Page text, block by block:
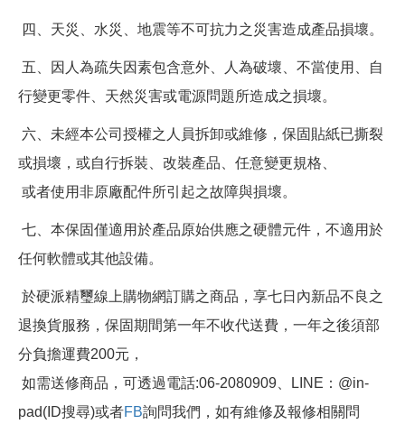
四、天災、水災、地震等不可抗力之災害造成產品損壞。
五、因人為疏失因素包含意外、人為破壞、不當使用、自
行變更零件、天然災害或電源問題所造成之損壞。
六、未經本公司授權之人員拆卸或維修，保固貼紙已撕裂
或損壞，或自行拆裝、改裝產品、任意變更規格、
或者使用非原廠配件所引起之故障與損壞。
七、本保固僅適用於產品原始供應之硬體元件，不適用於
任何軟體或其他設備。
於硬派精璽線上購物網訂購之商品，享七日內新品不良之
退換貨服務，保固期間第一年不收代送費，一年之後須部
分負擔運費200元，
如需送修商品，可透過電話:06-2080909、LINE：@in-
pad(ID搜尋)或者FB詢問我們，如有維修及報修相關問